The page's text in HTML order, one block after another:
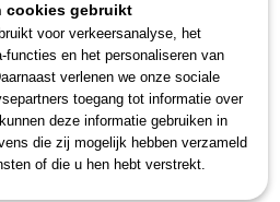
T-greep
cookies gebruikt
voor verkeersanalyse, het
functies en het personaliseren van
verlenen we onze sociale
toegang tot informatie over
deze informatie gebruiken in
die zij mogelijk hebben verzameld
of die u hen hebt verstrekt.